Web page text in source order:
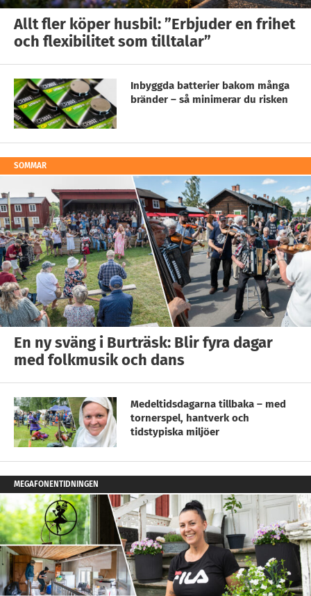
Allt fler köper husbil: ”Erbjuder en frihet
och flexibilitet som tilltalar”
Inbyggda batterier bakom många
bränder – så minimerar du risken
SOMMAR
En ny sväng i Burträsk: Blir fyra dagar
med folkmusik och dans
Medeltidsdagarna tillbaka – med
tornerspel, hantverk och
tidstypiska miljöer
MEGAFONENTIDNINGEN